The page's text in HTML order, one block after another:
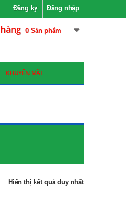
Đăng nhập
Đăng ký
0 Sản phẩm
KHUYẾN MÃI
Hiển thị kết quả duy nhất